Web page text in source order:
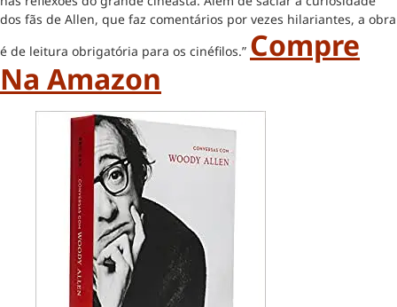
dos fãs de Allen, que faz comentários por vezes hilariantes, a obra
é de leitura obrigatória para os cinéfilos.” Compre
Na Amazon